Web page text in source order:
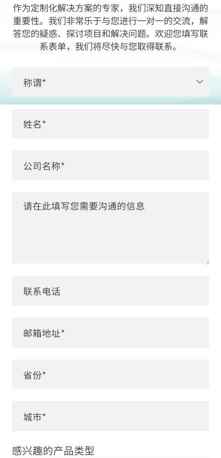
作为定制化解决方案的专家，我们深知直接沟通的
重要性。我们非常乐于与您进行一对一的交流，解
答您的疑惑、探讨项目和解决问题。欢迎您填写联
系表单，我们将尽快与您取得联系。
感兴趣的产品类型